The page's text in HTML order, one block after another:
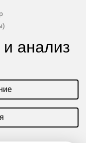
анализ